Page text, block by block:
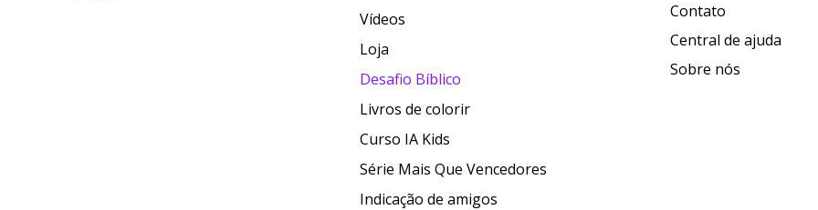
Vídeos
Loja
Desafio Bíblico
Livros de colorir
Curso IA Kids
Série Mais Que Vencedores
Indicação de amigos
Contato
Central de ajuda
Sobre nós